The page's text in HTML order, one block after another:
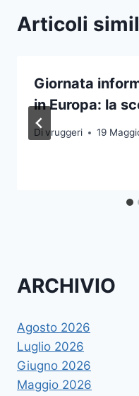
Articoli
Giornata
in Europa: la
Di vruggeri 19
ARCHIVIO
Agosto 2026
Luglio 2026
Giugno 2026
Maggio 2026